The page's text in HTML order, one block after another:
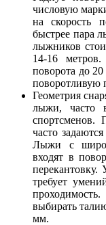
числовую
на скорость
быстрее пара
лыжников
14-16
поворота до
поворотливую
Геометрия
лыжи, часто
часто
Лыжи с
входят в
требует
выбирать
мм.